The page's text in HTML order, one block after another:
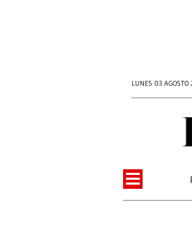
LUNES 03 AGOSTO